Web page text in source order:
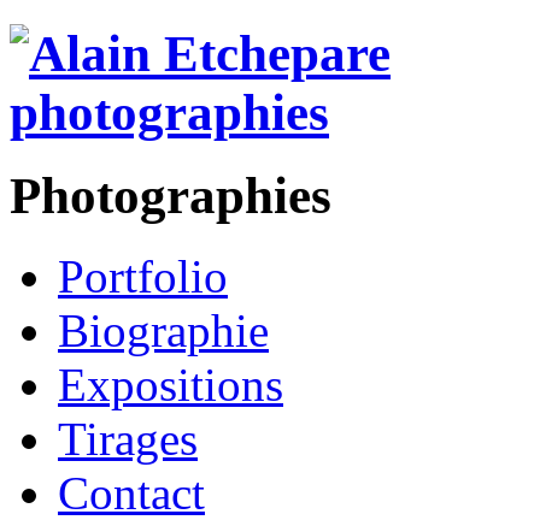
Photographies
Portfolio
Biographie
Expositions
Tirages
Contact